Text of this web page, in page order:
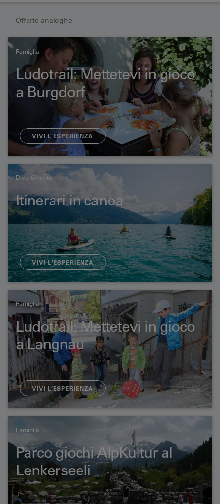
Offerte analoghe
Famiglia
Ludotrail: Mettetevi in gioco
a Burgdorf
VIVI L’ESPERIENZA
Divertimento
Itinerari in canoa
VIVI L'ESPERIENZA
Famiglia
Ludotrail: Mettetevi in gioco
a Langnau
VIVI L’ESPERIENZA
Famiglia
Parco giochi AlpKultur al
Lenkerseeli